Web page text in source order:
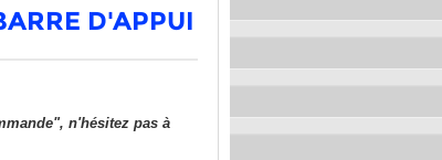
D'APPUI
n'hésitez pas à